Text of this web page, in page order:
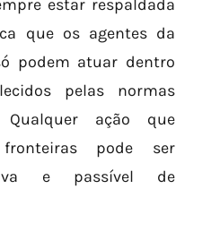
estar respaldada
que os agentes da
podem atuar dentro
pelas normas
Qualquer ação que
pode ser
e passível de